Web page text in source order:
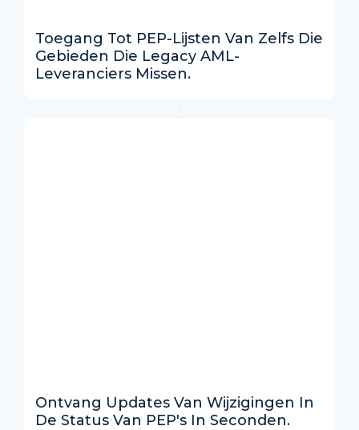
Toegang Tot PEP-Lijsten Van Zelfs Die
Gebieden Die Legacy AML-
Leveranciers Missen.
Ontvang Updates Van Wijzigingen In
De Status Van PEP's In Seconden.